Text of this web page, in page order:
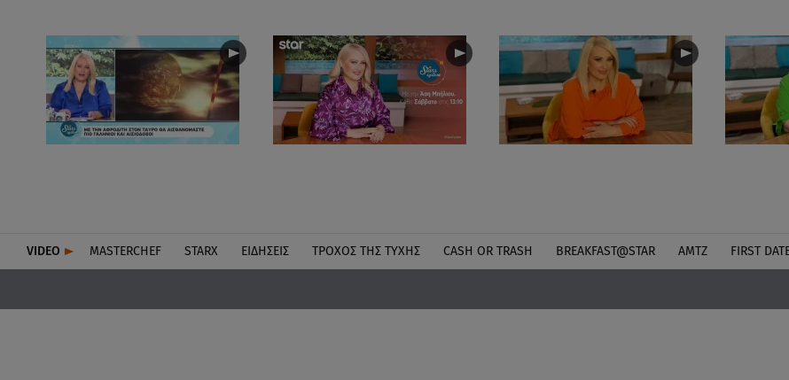
VIDEO MASTERCHEF STARX ΕΙΔΉΣΕΙΣ ΤΡΟΧΌΣ ΤΗΣ ΤΎΧΗΣ CASH OR TRASH BREAKFAST@STAR ΑΜΤΖ FIRST